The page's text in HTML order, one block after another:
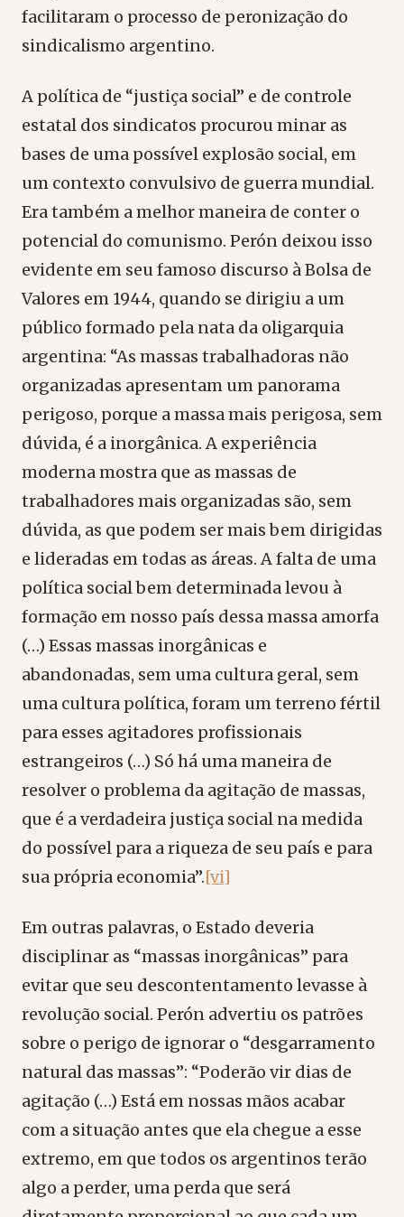
facilitaram o processo de peronização do
sindicalismo argentino.
A política de “justiça social” e de controle
estatal dos sindicatos procurou minar as
bases de uma possível explosão social, em
um contexto convulsivo de guerra mundial.
Era também a melhor maneira de conter o
potencial do comunismo. Perón deixou isso
evidente em seu famoso discurso à Bolsa de
Valores em 1944, quando se dirigiu a um
público formado pela nata da oligarquia
argentina: “As massas trabalhadoras não
organizadas apresentam um panorama
perigoso, porque a massa mais perigosa, sem
dúvida, é a inorgânica. A experiência
moderna mostra que as massas de
trabalhadores mais organizadas são, sem
dúvida, as que podem ser mais bem dirigidas
e lideradas em todas as áreas. A falta de uma
política social bem determinada levou à
formação em nosso país dessa massa amorfa
(…) Essas massas inorgânicas e
abandonadas, sem uma cultura geral, sem
uma cultura política, foram um terreno fértil
para esses agitadores profissionais
estrangeiros (…) Só há uma maneira de
resolver o problema da agitação de massas,
que é a verdadeira justiça social na medida
do possível para a riqueza de seu país e para
sua própria economia”.[vi]
Em outras palavras, o Estado deveria
disciplinar as “massas inorgânicas” para
evitar que seu descontentamento levasse à
revolução social. Perón advertiu os patrões
sobre o perigo de ignorar o “desgarramento
natural das massas”: “Poderão vir dias de
agitação (…) Está em nossas mãos acabar
com a situação antes que ela chegue a esse
extremo, em que todos os argentinos terão
algo a perder, uma perda que será